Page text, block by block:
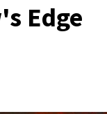
Edge